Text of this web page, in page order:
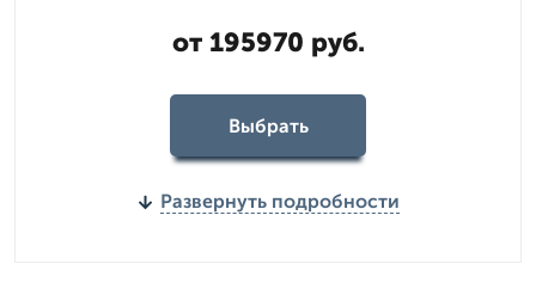
от 195970 руб.
Выбрать
Развернуть подробности